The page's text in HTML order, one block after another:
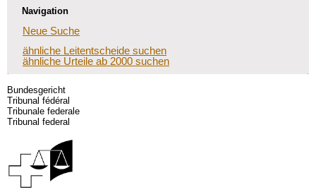
Navigation
Neue Suche
ähnliche Leitentscheide suchen
ähnliche Urteile ab 2000 suchen
Bundesgericht
Tribunal fédéral
Tribunale federale
Tribunal federal